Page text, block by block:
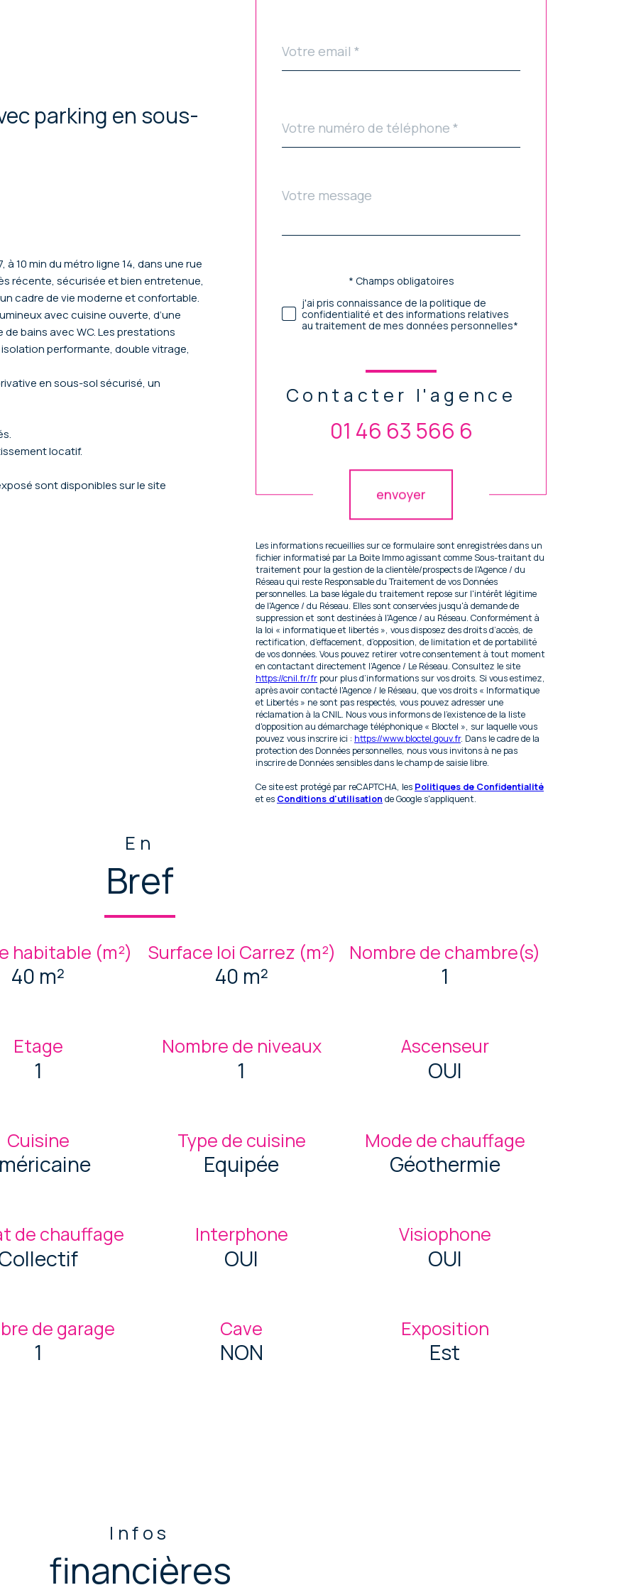
parking en sous-
à 10 min du métro ligne 14, dans une rue
récente, sécurisée et bien entretenue,
cadre de vie moderne et confortable.
avec cuisine ouverte, d’une
de bains avec WC. Les prestations
performante, double vitrage,
en sous-sol sécurisé, un
locatif.
sont disponibles sur le site
*
*
Fieldset
défaut
Message
*
Validation* Champs obligatoires
j'ai pris connaissance de la politique de
confidentialité et des informations relatives
au traitement de mes données personnelles*
Contacter l'agence
01 46 63 566 6
envoyer
Les informations recueillies sur ce formulaire sont enregistrées dans un
fichier informatisé par La Boite Immo agissant comme Sous-traitant du
traitement pour la gestion de la clientèle/prospects de l'Agence / du
Réseau qui reste Responsable du Traitement de vos Données
personnelles. La base légale du traitement repose sur l'intérêt légitime
de l'Agence / du Réseau. Elles sont conservées jusqu'à demande de
suppression et sont destinées à l'Agence / au Réseau. Conformément à
la loi « informatique et libertés », vous disposez des droits d’accès, de
rectification, d’effacement, d’opposition, de limitation et de portabilité
de vos données. Vous pouvez retirer votre consentement à tout moment
en contactant directement l’Agence / Le Réseau. Consultez le site
https://cnil.fr/fr pour plus d’informations sur vos droits. Si vous estimez,
après avoir contacté l'Agence / le Réseau, que vos droits « Informatique
et Libertés » ne sont pas respectés, vous pouvez adresser une
réclamation à la CNIL. Nous vous informons de l’existence de la liste
d'opposition au démarchage téléphonique « Bloctel », sur laquelle vous
pouvez vous inscrire ici : https://www.bloctel.gouv.fr. Dans le cadre de la
protection des Données personnelles, nous vous invitons à ne pas
inscrire de Données sensibles dans le champ de saisie libre.
Ce site est protégé par reCAPTCHA, les Politiques de Confidentialité
et es Conditions d'utilisation de Google s'appliquent.
En
Bref
habitable (m²)
40 m²
Surface loi Carrez (m²)
40 m²
Nombre de chambre(s)
1
Etage
1
Nombre de niveaux
1
Ascenseur
OUI
Cuisine Type de cuisine
Equipée
Mode de chauffage
Géothermie
de chauffage Interphone
OUI
Visiophone
OUI
de garage
1
Cave
NON
Exposition
Est
Infos
financières